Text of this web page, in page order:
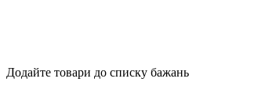
Додайте товари до списку бажань